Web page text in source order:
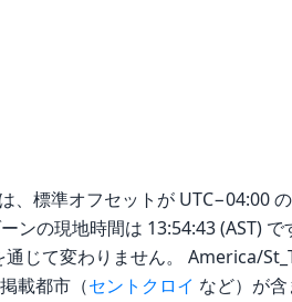
標準オフセットが UTC−04:00
の現地時間は 13:54:43 (AST)
じて変わりません。 America/
載都市（セントクロイ など）が